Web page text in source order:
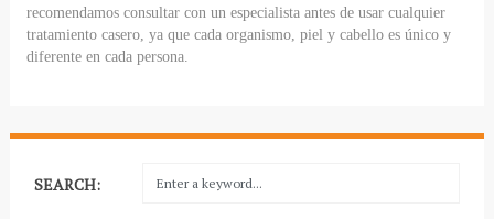
recomendamos consultar con un especialista antes de usar cualquier
tratamiento casero, ya que cada organismo, piel y cabello es único y
diferente en cada persona.
SEARCH: